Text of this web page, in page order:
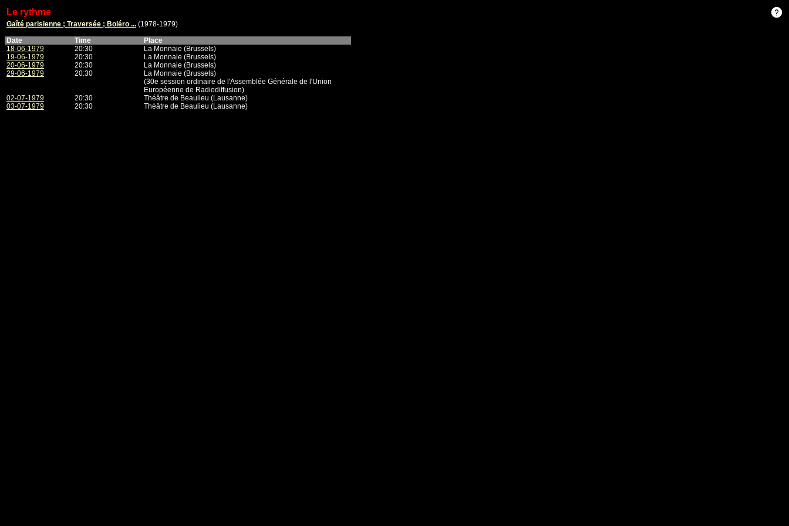
Le rythme
Gaîté parisienne ; Traversée ; Boléro ... (1978-1979)
Date
Time
Place
18-06-1979
20:30
La Monnaie (Brussels)
19-06-1979
20:30
La Monnaie (Brussels)
20-06-1979
20:30
La Monnaie (Brussels)
29-06-1979
20:30
La Monnaie (Brussels)
(30e session ordinaire de l'Assemblée Générale de l'Union
Européenne de Radiodiffusion)
02-07-1979
20:30
Théâtre de Beaulieu (Lausanne)
03-07-1979
20:30 Théâtre de Beaulieu (Lausanne)